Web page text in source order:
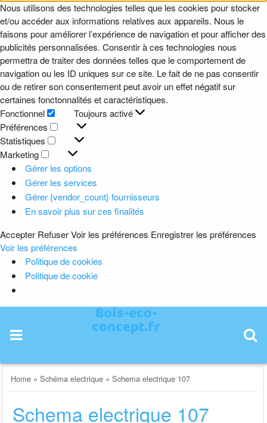
Nous utilisons des technologies telles que les cookies pour stocker
et/ou accéder aux informations relatives aux appareils. Nous le
faisons pour améliorer l’expérience de navigation et pour afficher des
publicités personnalisées. Consentir à ces technologies nous
permettra de traiter des données telles que le comportement de
navigation ou les ID uniques sur ce site. Le fait de ne pas consentir
ou de retirer son consentement peut avoir un effet négatif sur
certaines fonctonnalités et caractéristiques.
Fonctionnel
Fonctionnel
Toujours activé
Préférences
Préférences
Statistiques
Statistiques
Marketing
Marketing
Gérer les options
Gérer les services
Gérer {vendor_count} fournisseurs
En savoir plus sur ces finalités
Accepter RefuserVoir les préférences Enregistrer les préférences
Voir les préférences
Politique de cookies
Politique de cookie
content
Home »Schéma electrique »Schema electrique 107
Schema electrique 107